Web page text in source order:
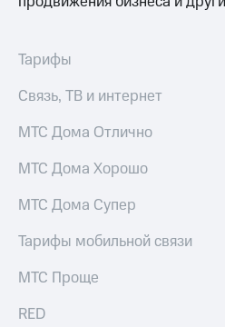
для дома
Услуги
Акции
Домашний
ТВ
Видеонаблюдение
для дома
мес
МТС
Premium
Подписка
интернета,
Тарифы
Связь, ТВ и интернет
МТС Дома Отлично
МТС Дома Хорошо
МТС Дома Супер
Тарифы мобильной связи
МТС Проще
RED